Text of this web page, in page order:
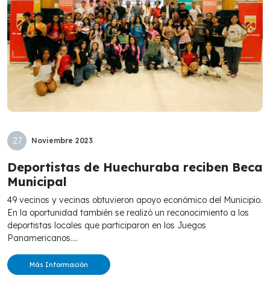
27 Noviembre 2023
Deportistas de Huechuraba reciben Beca
Municipal
49 vecinos y vecinas obtuvieron apoyo económico del Municipio.
En la oportunidad también se realizó un reconocimiento a los
deportistas locales que participaron en los Juegos
Panamericanos....
Más Información